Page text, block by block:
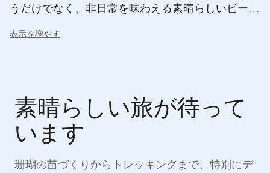
うだけでなく、非日常を味わえる素晴らしいビーチ
表示を増やす
素晴らしい旅が待って
います
珊瑚の苗づくりからトレッキングまで、特別にデ